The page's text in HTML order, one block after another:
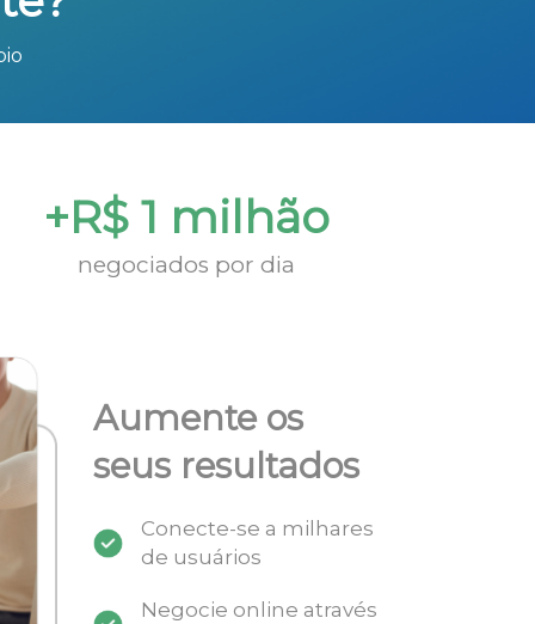
+R$ 1 milhão
negociados por dia
Aumente os
seus resultados
Conecte-se a milhares
de usuários
Negocie online através